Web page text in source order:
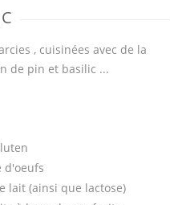
, cuisinées avec de la
de pin et basilic ...
d'oeufs
lait (ainsi que lactose)